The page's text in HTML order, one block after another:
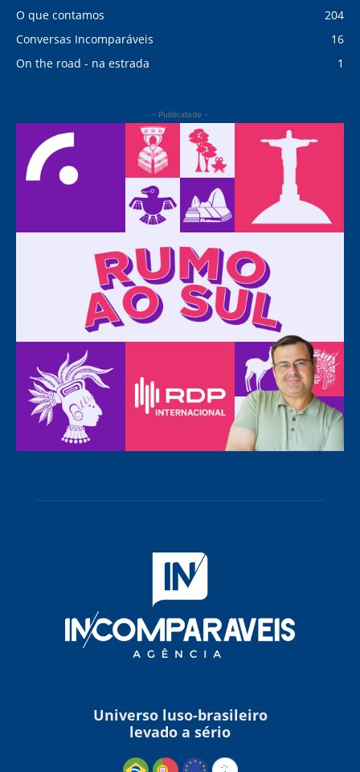
O que contamos
204
Conversas Incomparáveis
16
On the road - na estrada
1
- Publicidade -
Universo luso-brasileiro
levado a sério